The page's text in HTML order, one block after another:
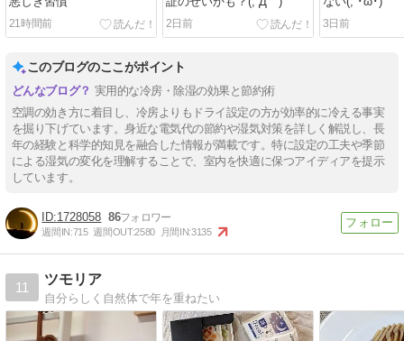
21時間前
2日前
3日前
このブログのここがポイント
実用的な冷房・除湿の効果と節約術
空調の効き方に着目し、冷房よりもドライ設定の方が効率的に冷える事実
を掘り下げています。身近な電気代の節約や湿気対策を詳しく解説し、長
年の経験と科学的知見を融合した情報が満載です。特に設定の工夫や季節
による湿気の変化を理解することで、室内を快適に保つアイディアを提示
しています。
1728058 86
週間IN:715 週間OUT:2580 月間IN:3135
11
ツモリア
自分らしく自然体で年を重ねたい